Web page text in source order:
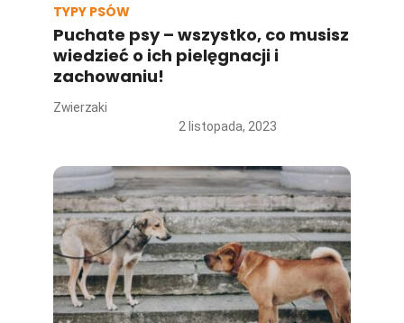
TYPY PSÓW
Puchate psy – wszystko, co musisz
wiedzieć o ich pielęgnacji i
zachowaniu!
Zwierzaki
2 listopada, 2023